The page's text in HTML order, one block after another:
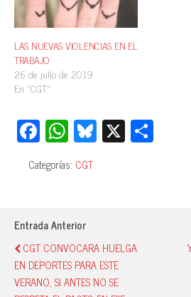
LAS NUEVAS VIOLENCIAS EN EL
TRABAJO
26 de julio de 2019
En «CGT»
Fa
ce
bo
ok
W
ha
ts
A
pp
Bl
ue
y
X
pa
Categorías: CGT
Entrada Anterior
CGT CONVOCARA HUELGA
EN DEPORTES PARA ESTE
VERANO, SI ANTES NO SE